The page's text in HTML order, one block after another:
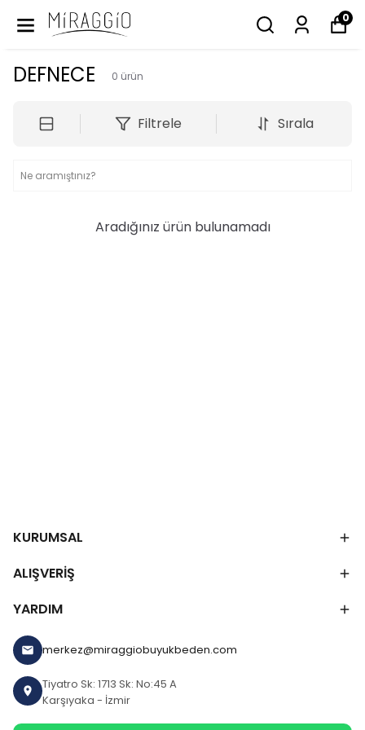
0
DEFNECE 0 ürün
Filtrele Sırala
Aradığınız ürün bulunamadı
KURUMSAL
ALIŞVERİŞ
YARDIM
merkez@miraggiobuyukbeden.com
Tiyatro Sk: 1713 Sk: No:45 A
Karşıyaka - İzmir